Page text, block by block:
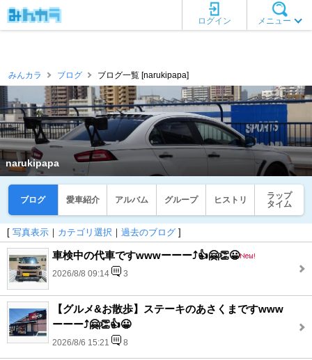
メニュー
ログイン
みんカラ ブログ ブログ一覧 [narukipapa]
narukipapa
ブログ 愛車紹介 アルバム グループ ヒストリ
ラップ
タイム
[ 写真表示 ｜ カテゴリ選択 ｜ 過去のブログ ]
車検中の代車ですwwwーーー⤴️👍🤗👏😀
2026/8/8 09:14 3
【グルメ&お散歩】ステーキのあさくまですwww
ーーー⤴️🤗👏👍😀
2026/8/6 15:21 8